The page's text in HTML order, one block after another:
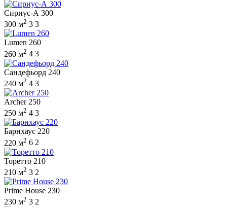
Сириус-А 300
300 м2 3 3
Lumen 260
260 м2 4 3
Сандефьорд 240
240 м2 4 3
Archer 250
250 м2 4 3
Барнхаус 220
220 м2 6 2
Торетто 210
210 м2 3 2
Prime House 230
230 м2 3 2